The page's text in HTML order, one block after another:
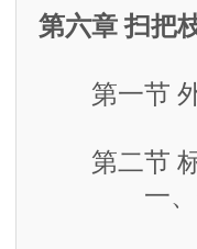
第六章 扫把
第一节 外
第二节 标
一、企
1、企业